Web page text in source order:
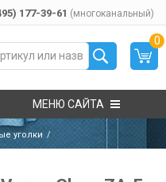
177-39-61 (многоканальный)
0
МЕНЮ САЙТА
уголки